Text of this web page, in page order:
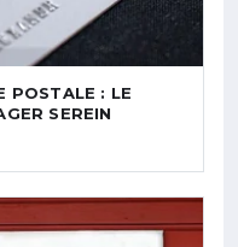
POSTALE : LE
SEREIN